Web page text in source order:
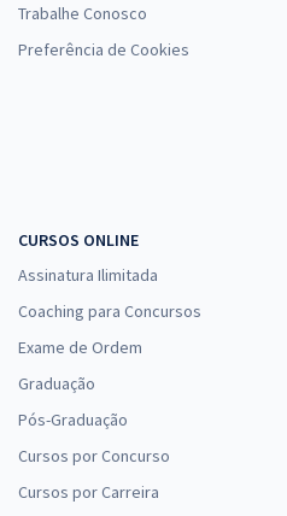
Trabalhe Conosco
Preferência de Cookies
CURSOS ONLINE
Assinatura Ilimitada
Coaching para Concursos
Exame de Ordem
Graduação
Pós-Graduação
Cursos por Concurso
Cursos por Carreira